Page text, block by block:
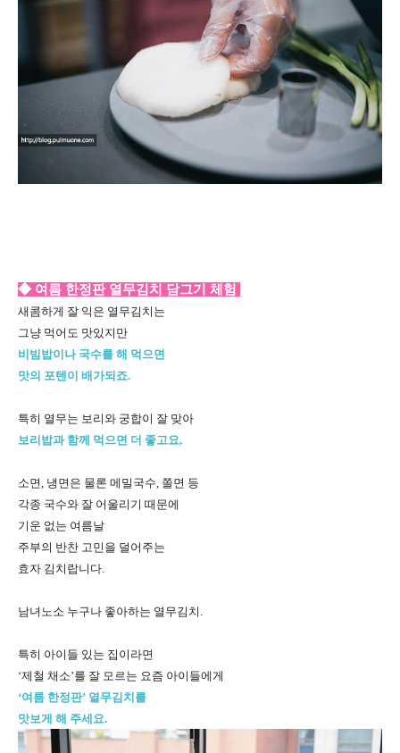
◆ 여름 한정판 열무김치 담그기 체험
새콤하게 잘 익은 열무김치는
그냥 먹어도 맛있지만
비빔밥이나 국수를 해 먹으면
맛의 포텐이 배가되죠.
특히 열무는 보리와 궁합이 잘 맞아
보리밥과 함께 먹으면 더 좋고요,
소면, 냉면은 물론 메밀국수, 쫄면 등
각종 국수와 잘 어울리기 때문에
기운 없는 여름날
주부의 반찬 고민을 덜어주는
효자 김치랍니다.
남녀노소 누구나 좋아하는 열무김치.
특히 아이들 있는 집이라면
‘제철 채소’를 잘 모르는 요즘 아이들에게
‘여름 한정판’ 열무김치를
맛보게 해 주세요.